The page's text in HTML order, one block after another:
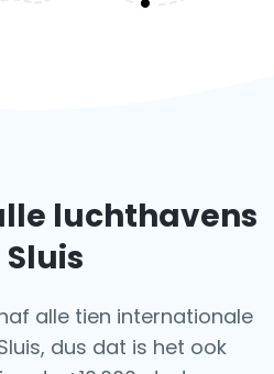
luchthavens
Sluis
alle tien internationale
dus dat is het ook